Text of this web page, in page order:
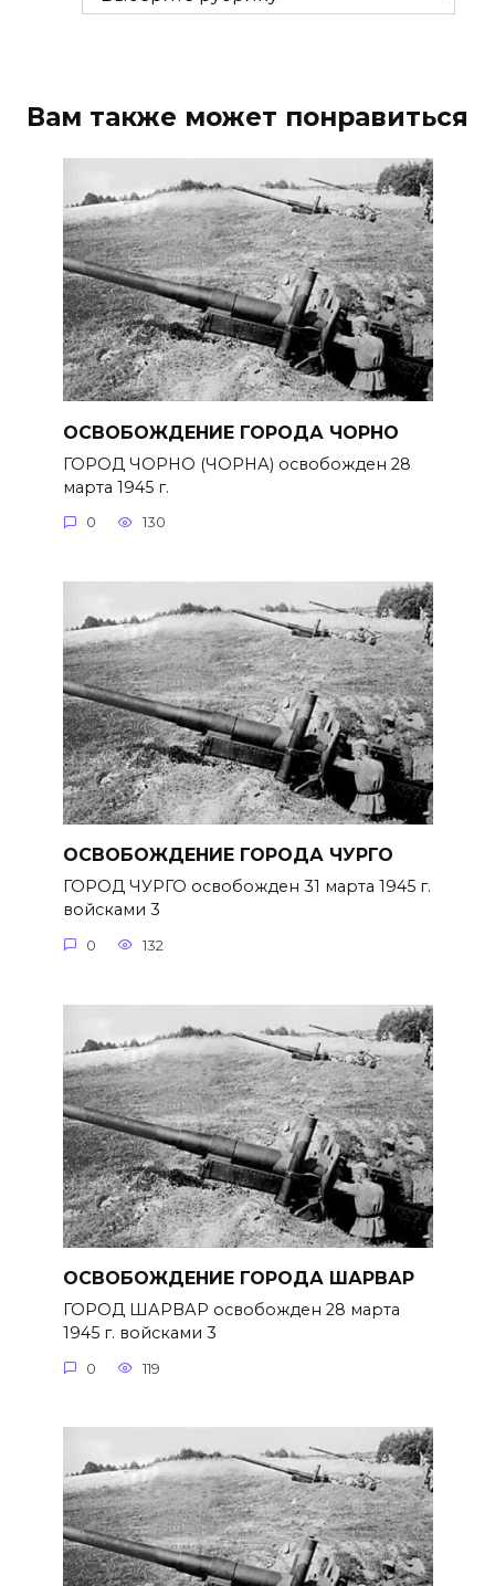
Вам также может понравиться
ОСВОБОЖДЕНИЕ ГОРОДА ЧОРНО
ГОРОД ЧОРНО (ЧОРНА) освобожден 28
марта 1945 г.
0 130
ОСВОБОЖДЕНИЕ ГОРОДА ЧУРГО
ГОРОД ЧУРГО освобожден 31 марта 1945 г.
войсками 3
0 132
ОСВОБОЖДЕНИЕ ГОРОДА ШАРВАР
ГОРОД ШАРВАР освобожден 28 марта
1945 г. войсками 3
0 119